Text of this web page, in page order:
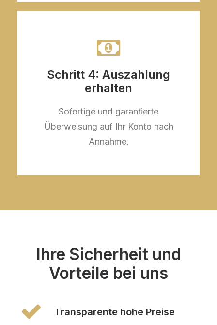
Schritt 4: Auszahlung
erhalten
Sofortige und garantierte
Überweisung auf Ihr Konto nach
Annahme.
Ihre Sicherheit und
Vorteile bei uns
Transparente hohe Preise